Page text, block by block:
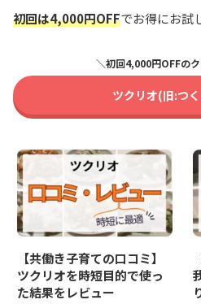
初回は4,000円OFFでお得にお試
＼初回4,000円OFFの
ツクリオ(旧:つ
【共働き子育ての口コミ】
ツクリオを時短目的で使っ
た結果をレビュー